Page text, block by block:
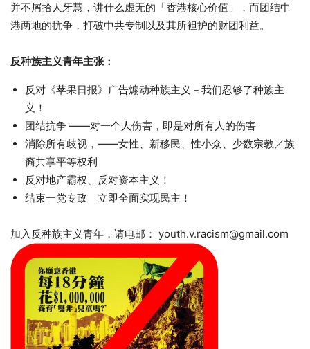
并不屑拾人牙慧，讲什么虚无的「香港核心价值」，而团结中
港两地的抗争，打破中共专制以及其所袒护的财团利益。
反种族主义青年主张：
反对《苹果日报》广告煽动种族主义－我们忍够了种族主
义！
团结抗争 ——对一个人伤害，即是对所有人的伤害
消除所有歧视，——女性、新移民、性小众、少数宗教／族
裔共享平等权利
反对地产霸权、反对资本主义！
结束一党专政 立即全面实现民主！
加入反种族主义青年，请电邮： youth.v.racism@gmail.com